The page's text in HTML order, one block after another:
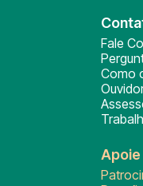
Fale
Como
Apoie